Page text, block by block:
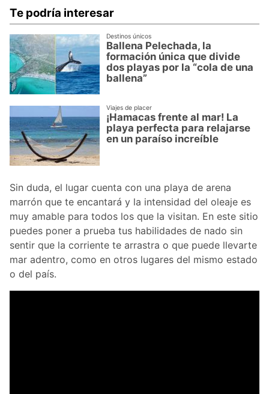
Te podría interesar
Destinos únicos
Ballena Pelechada, la
formación única que divide
dos playas por la “cola de una
ballena”
Viajes de placer
¡Hamacas frente al mar! La
playa perfecta para relajarse
en un paraíso increíble
Sin duda, el lugar cuenta con una playa de arena
marrón que te encantará y la intensidad del oleaje es
muy amable para todos los que la visitan. En este sitio
puedes poner a prueba tus habilidades de nado sin
sentir que la corriente te arrastra o que puede llevarte
mar adentro, como en otros lugares del mismo estado
o del país.